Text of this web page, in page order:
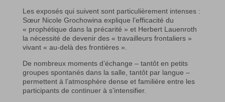
Les exposés qui suivent sont particulièrement intenses :
Sœur Nicole Grochowina explique l’efficacité du
« prophétique dans la précarité » et Herbert Lauenroth
la nécessité de devenir des « travailleurs frontaliers »
vivant « au-delà des frontières ».
De nombreux moments d’échange – tantôt en petits
groupes spontanés dans la salle, tantôt par langue –
permettent à l’atmosphère dense et familière entre les
participants de continuer à s’intensifier.